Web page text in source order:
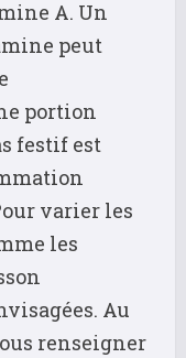
A. Un
peut
portion
festif est
varier les
les
Au
renseigner